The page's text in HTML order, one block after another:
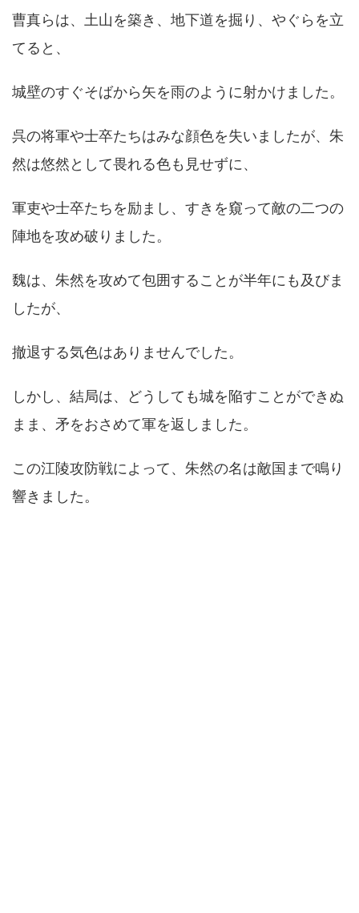
曹真らは、土山を築き、地下道を掘り、やぐらを立
てると、
城壁のすぐそばから矢を雨のように射かけました。
呉の将軍や士卒たちはみな顔色を失いましたが、朱
然は悠然として畏れる色も見せずに、
軍吏や士卒たちを励まし、すきを窺って敵の二つの
陣地を攻め破りました。
魏は、朱然を攻めて包囲することが半年にも及びま
したが、
撤退する気色はありませんでした。
しかし、結局は、どうしても城を陥すことができぬ
まま、矛をおさめて軍を返しました。
この江陵攻防戦によって、朱然の名は敵国まで鳴り
響きました。